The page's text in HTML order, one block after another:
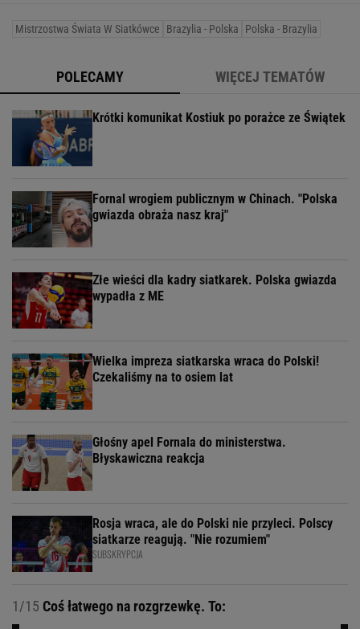
Mistrzostwa Świata W Siatkówce Brazylia - Polska Polska - Brazylia
POLECAMY WIĘCEJ TEMATÓW
Krótki komunikat Kostiuk po porażce ze Świątek
Fornal wrogiem publicznym w Chinach. "Polska
gwiazda obraża nasz kraj"
Złe wieści dla kadry siatkarek. Polska gwiazda
wypadła z ME
Wielka impreza siatkarska wraca do Polski!
Czekaliśmy na to osiem lat
Głośny apel Fornala do ministerstwa.
Błyskawiczna reakcja
Rosja wraca, ale do Polski nie przyleci. Polscy
siatkarze reagują. "Nie rozumiem"
SUBSKRYPCJA
1/15 Coś łatwego na rozgrzewkę. To: